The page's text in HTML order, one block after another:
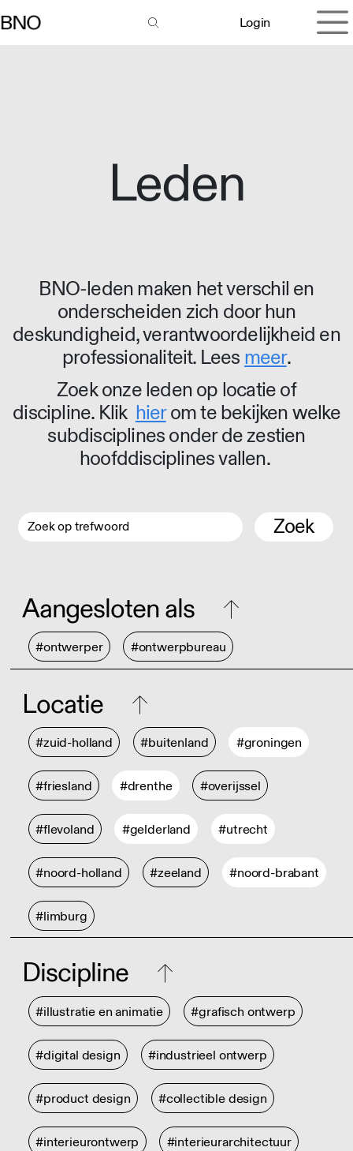
Login
Leden
BNO-leden maken het verschil en
onderscheiden zich door hun
deskundigheid, verantwoordelijkheid en
professionaliteit. Lees meer.
Zoek onze leden op locatie of
discipline. Klik hierom te bekijken welke
subdisciplines onder de zestien
hoofddisciplines vallen.
Zoek
Aangesloten als
#ontwerper #ontwerpbureau
Locatie
#zuid-holland #buitenland #groningen
#friesland #drenthe #overijssel
#flevoland #gelderland #utrecht
#noord-holland #zeeland #noord-brabant
#limburg
Discipline
#illustratie en animatie #grafisch ontwerp
#digital design #industrieel ontwerp
#product design #collectible design
#interieurontwerp #interieurarchitectuur